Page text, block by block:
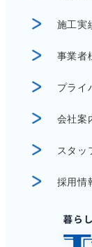
施工実
事業者
プライ
会社案
スタッ
採用情